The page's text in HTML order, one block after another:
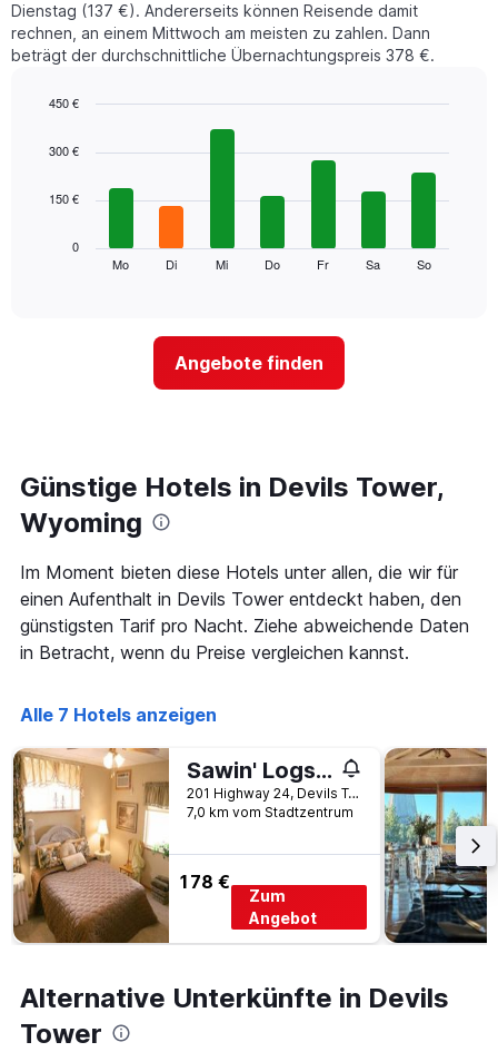
Dienstag (137 €). Andererseits können Reisende damit
rechnen, an einem Mittwoch am meisten zu zahlen. Dann
beträgt der durchschnittliche Übernachtungspreis 378 €.
chart
bars.
durchschnittlichen
jeweiligen
Wochentag.
Das
Diagramm
1
X-
Achse,
die
die
anzeigt.
Das
Diagramm
hat
1
Y-
Achse,
die
den
durchschnittlichen
Zimmerpreis
anzeigt.
Mo Di Mi Do Fr Sa So
0
150 €
300 €
450 €
Angebote finden
Günstige Hotels in Devils Tower,
Wyoming
Im Moment bieten diese Hotels unter allen, die wir für
einen Aufenthalt in Devils Tower entdeckt haben, den
günstigsten Tarif pro Nacht. Ziehe abweichende Daten
in Betracht, wenn du Preise vergleichen kannst.
Alle 7 Hotels anzeigen
Sawin' Logs Inn
201 Highway 24, Devils Tower, WY, USA
7,0 km vom Stadtzentrum
178 €
Zum
Angebot
Alternative Unterkünfte in Devils
Tower